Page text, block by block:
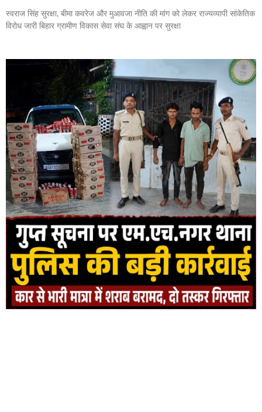
स्वराज सिंह सुरक्षा, बीमा कवरेज और मुआवजा नीति की मांग को लेकर राज्यव्यापी सांकेतिक
विरोध जारी बिहार ग्रामीण विकास सेवा संघ के आह्वान पर सुरक्षा